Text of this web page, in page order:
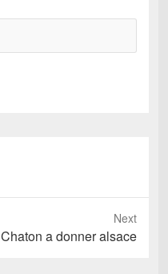
Next
Chaton a donner alsace